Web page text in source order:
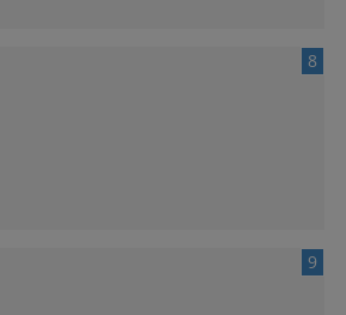
8
9